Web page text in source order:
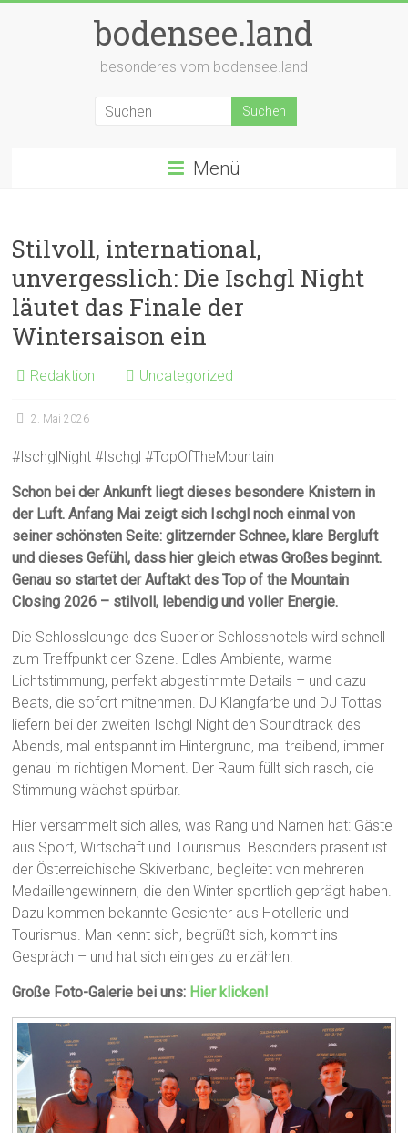
bodensee.land
besonderes vom bodensee.land
Menü
Stilvoll, international,
unvergesslich: Die Ischgl Night
läutet das Finale der
Wintersaison ein
Redaktion Uncategorized
2. Mai 2026
#IschglNight #Ischgl #TopOfTheMountain
Schon bei der Ankunft liegt dieses besondere Knistern in
der Luft. Anfang Mai zeigt sich Ischgl noch einmal von
seiner schönsten Seite: glitzernder Schnee, klare Bergluft
und dieses Gefühl, dass hier gleich etwas Großes beginnt.
Genau so startet der Auftakt des Top of the Mountain
Closing 2026 – stilvoll, lebendig und voller Energie.
Die Schlosslounge des Superior Schlosshotels wird schnell
zum Treffpunkt der Szene. Edles Ambiente, warme
Lichtstimmung, perfekt abgestimmte Details – und dazu
Beats, die sofort mitnehmen. DJ Klangfarbe und DJ Tottas
liefern bei der zweiten Ischgl Night den Soundtrack des
Abends, mal entspannt im Hintergrund, mal treibend, immer
genau im richtigen Moment. Der Raum füllt sich rasch, die
Stimmung wächst spürbar.
Hier versammelt sich alles, was Rang und Namen hat: Gäste
aus Sport, Wirtschaft und Tourismus. Besonders präsent ist
der Österreichische Skiverband, begleitet von mehreren
Medaillengewinnern, die den Winter sportlich geprägt haben.
Dazu kommen bekannte Gesichter aus Hotellerie und
Tourismus. Man kennt sich, begrüßt sich, kommt ins
Gespräch – und hat sich einiges zu erzählen.
Große Foto-Galerie bei uns: Hier klicken!